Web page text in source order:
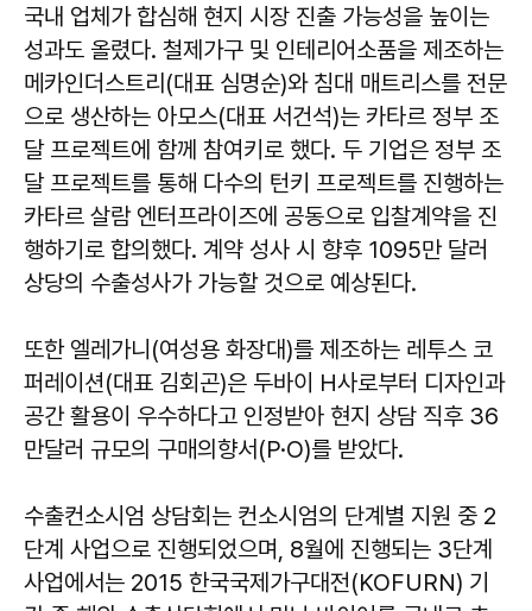
국내 업체가 합심해 현지 시장 진출 가능성을 높이는
성과도 올렸다. 철제가구 및 인테리어소품을 제조하는
메카인더스트리(대표 심명순)와 침대 매트리스를 전문
으로 생산하는 아모스(대표 서건석)는 카타르 정부 조
달 프로젝트에 함께 참여키로 했다. 두 기업은 정부 조
달 프로젝트를 통해 다수의 턴키 프로젝트를 진행하는
카타르 살람 엔터프라이즈에 공동으로 입찰계약을 진
행하기로 합의했다. 계약 성사 시 향후 1095만 달러
상당의 수출성사가 가능할 것으로 예상된다.
또한 엘레가니(여성용 화장대)를 제조하는 레투스 코
퍼레이션(대표 김회곤)은 두바이 H사로부터 디자인과
공간 활용이 우수하다고 인정받아 현지 상담 직후 36
만달러 규모의 구매의향서(P·O)를 받았다.
수출컨소시엄 상담회는 컨소시엄의 단계별 지원 중 2
단계 사업으로 진행되었으며, 8월에 진행되는 3단계
사업에서는 2015 한국국제가구대전(KOFURN) 기